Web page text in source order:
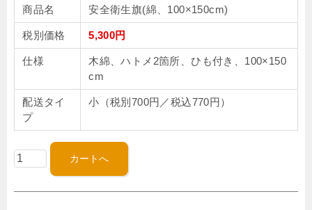
商品名 安全衛生旗(綿、100×150cm)
税別価格 5,300円
仕様
木綿、ハトメ2箇所、ひも付き、100×150
cm
配送タイ
プ
小（税別700円／税込770円）